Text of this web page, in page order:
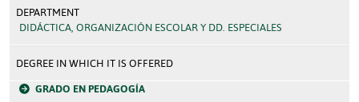
DEPARTMENT
DIDÁCTICA, ORGANIZACIÓN ESCOLAR Y DD. ESPECIALES
DEGREE IN WHICH IT IS OFFERED
GRADO EN PEDAGOGÍA